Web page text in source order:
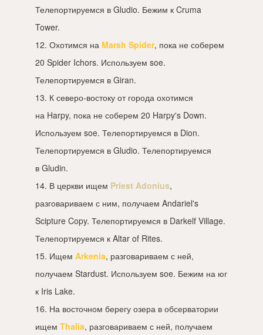
Телепортируемся в Gludio. Бежим к Cruma
Tower.
12. Охотимся на Marsh Spider, пока не соберем
20 Spider Ichors. Используем soe.
Телепортируемся в Giran.
13. К северо-востоку от города охотимся
на Harpy, пока не соберем 20 Harpy's Down.
Используем soe. Телепортируемся в Dion.
Телепортируемся в Gludio. Телепортируемся
в Gludin.
14. В церкви ищем Priest Adonius,
разговариваем с ним, получаем Andariel's
Scipture Copy. Телепортируемся в Darkelf Village.
Телепортируемся к Altar of Rites.
15. Ищем Arkenia, разговариваем с ней,
получаем Stardust. Используем soe. Бежим на юг
к Iris Lake.
16. На восточном берегу озера в обсерватории
ищем Thalia, разговариваем с ней, получаем